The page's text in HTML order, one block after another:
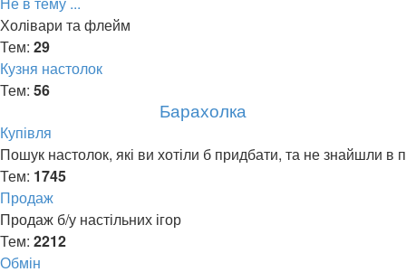
Холівари та флейм
Тем: 29
Кузня настолок
Тем: 56
Барахолка
Купівля
Пошук настолок, які ви хотіли б придбати, та не знайшли в
Тем: 1745
Продаж
Продаж б/у настільних ігор
Тем: 2212
Обмін